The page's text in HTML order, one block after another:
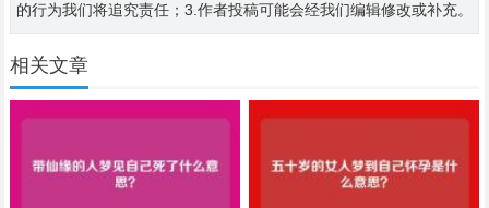
的行为我们将追究责任；3.作者投稿可能会经我们编辑修改或补充。
相关文章